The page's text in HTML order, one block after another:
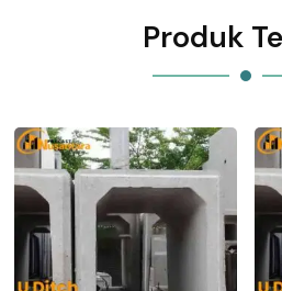
Produk